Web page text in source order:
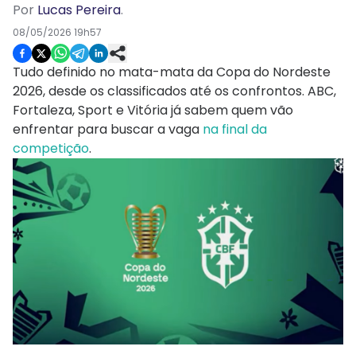
Por Lucas Pereira.
08/05/2026 19h57
Tudo definido no mata-mata da Copa do Nordeste
2026, desde os classificados até os confrontos. ABC,
Fortaleza, Sport e Vitória já sabem quem vão
enfrentar para buscar a vaga na final da
competição.